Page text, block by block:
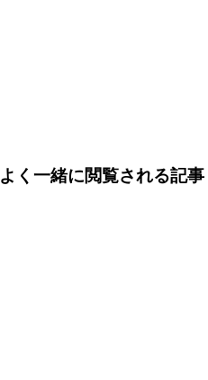
よく一緒に閲覧される記事